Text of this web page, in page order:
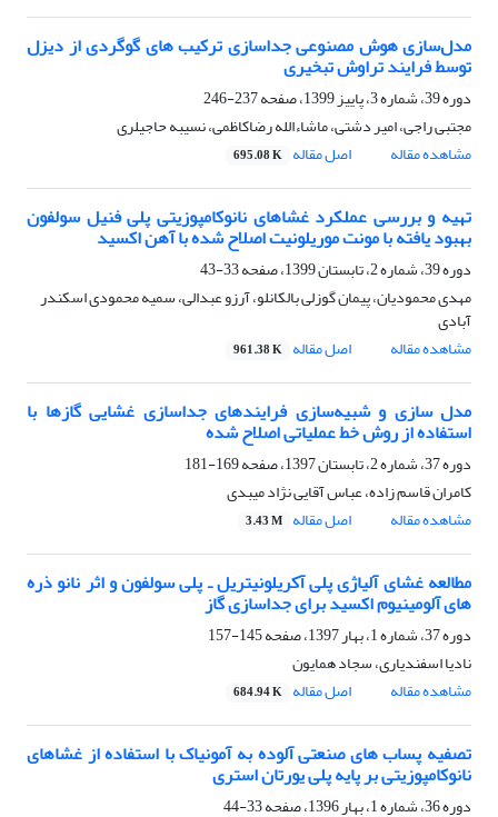
مدل‌سازی هوش مصنوعی جداسازی ترکیب های گوگردی از دیزل
توسط فرایند تراوش تبخیری
دوره 39، شماره 3، پاییز 1399، صفحه
237-246
مجتبی راجی، امیر دشتی، ماشاءالله رضاکاظمی، نسیبه حاجیلری
مشاهده مقاله
اصل مقاله 695.08 K
تهیه و بررسی عملکرد غشاهای نانوکامپوزیتی پلی فنیل سولفون
بهبود یافته با مونت موریلونیت اصلاح شده با آهن اکسید
دوره 39، شماره 2، تابستان 1399، صفحه
33-43
مهدی محمودیان، پیمان گوزلی بالکانلو، آرزو عبدالی، سمیه محمودی اسکندر
آبادی
مشاهده مقاله
اصل مقاله 961.38 K
مدل سازی و شبیه‌سازی فرایندهای جداسازی غشایی گازها با
استفاده از روش خط عملیاتی اصلاح شده
دوره 37، شماره 2، تابستان 1397، صفحه
169-181
کامران قاسم زاده، عباس آقایی نژاد میبدی
مشاهده مقاله
اصل مقاله 3.43 M
مطالعه غشای آلیاژی پلی آکریلونیتریل ـ پلی سولفون و اثر نانو ذره
های آلومینیوم اکسید برای جداسازی گاز
دوره 37، شماره 1، بهار 1397، صفحه
145-157
نادیا اسفندیاری، سجاد همایون
مشاهده مقاله
اصل مقاله 684.94 K
تصفیه پساب های صنعتی آلوده به آمونیاک با استفاده از غشاهای
نانوکامپوزیتی بر پایه پلی یورتان استری
دوره 36، شماره 1، بهار 1396، صفحه 33-44